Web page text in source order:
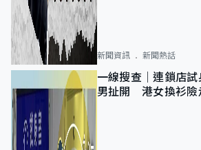
新聞資訊 新聞熱話
一線搜查｜連鎖店
男扯開 港女換衫